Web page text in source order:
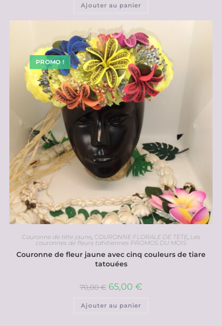
Ajouter au panier
PROMO !
Couronne de tête jaune, COURONNE FLORALE DE TETE, Les
couronnes de fleurs tahitiennes PROMOS DU MOIS
Couronne de fleur jaune avec cinq couleurs de tiare
tatouées
70,00€ 65,00 €
Ajouter au panier